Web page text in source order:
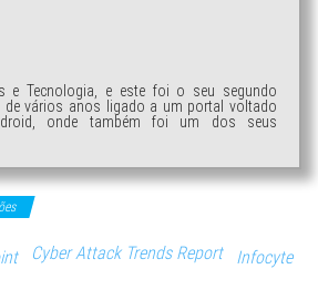
e Tecnologia, e este foi o seu segundo
de vários anos ligado a um portal voltado
onde também foi um dos seus
Cyber Attack Trends Report Infocyte